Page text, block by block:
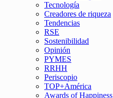
Tecnología
Creadores de riqueza
Tendencias
RSE
Sostenibilidad
Opinión
PYMES
RRHH
Periscopio
TOP+América
Awards of Happiness